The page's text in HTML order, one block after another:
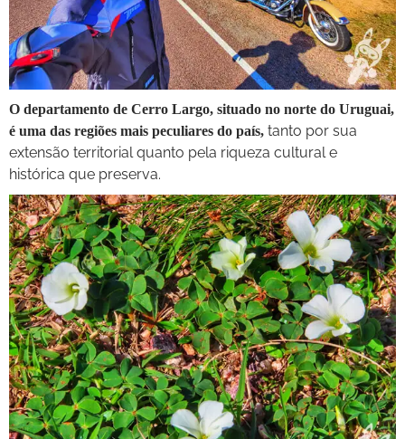
O departamento de Cerro Largo, situado no norte do Uruguai,
é uma das regiões mais peculiares do país, tanto por sua
extensão territorial quanto pela riqueza cultural e
histórica que preserva.